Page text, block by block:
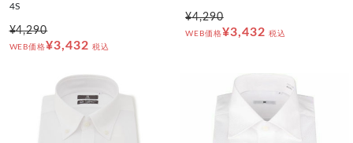
4S
¥4,290
WEB価格¥3,432 税込
¥4,290
WEB価格¥3,432 税込